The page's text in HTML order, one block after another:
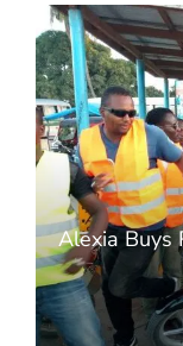
Alexia Buys